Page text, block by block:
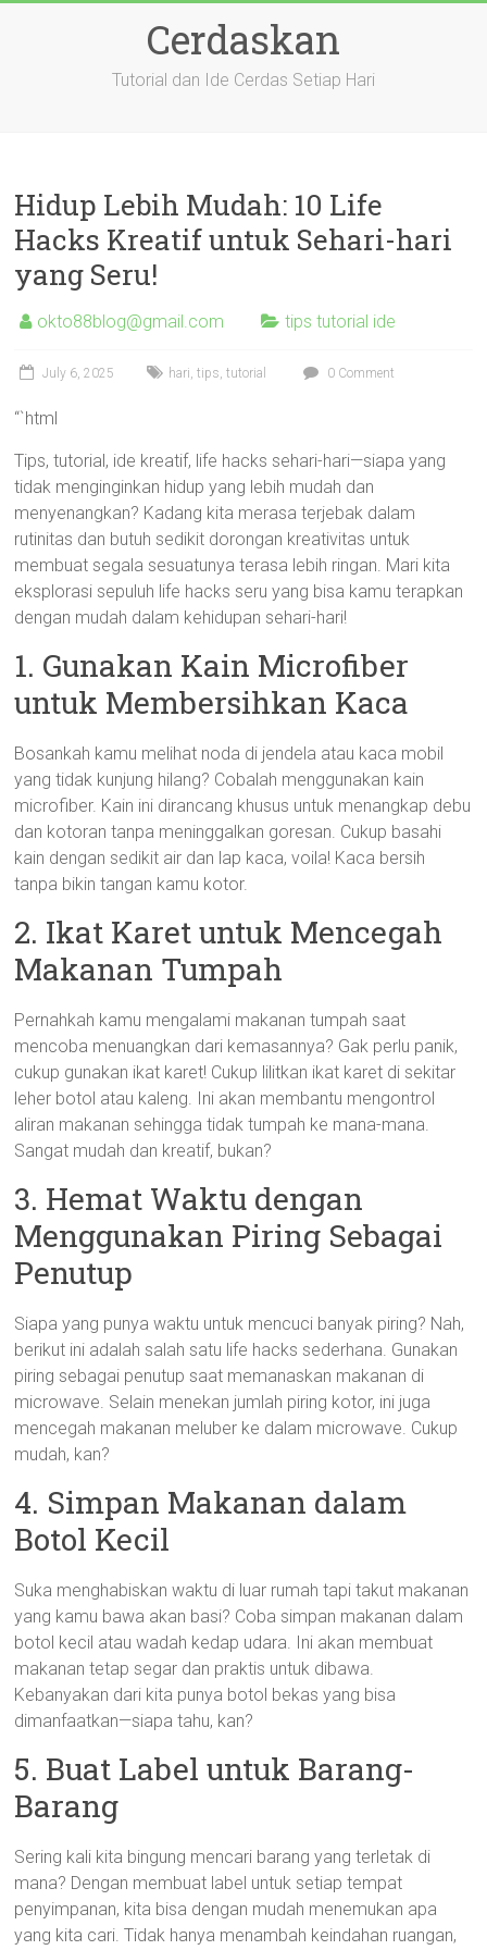
Cerdaskan
Tutorial dan Ide Cerdas Setiap Hari
Hidup Lebih Mudah: 10 Life
Hacks Kreatif untuk Sehari-hari
yang Seru!
okto88blog@gmail.com tips tutorial ide
July 6, 2025 hari,tips,tutorial 0 Comment
“`html
Tips, tutorial, ide kreatif, life hacks sehari-hari—siapa yang
tidak menginginkan hidup yang lebih mudah dan
menyenangkan? Kadang kita merasa terjebak dalam
rutinitas dan butuh sedikit dorongan kreativitas untuk
membuat segala sesuatunya terasa lebih ringan. Mari kita
eksplorasi sepuluh life hacks seru yang bisa kamu terapkan
dengan mudah dalam kehidupan sehari-hari!
1. Gunakan Kain Microfiber
untuk Membersihkan Kaca
Bosankah kamu melihat noda di jendela atau kaca mobil
yang tidak kunjung hilang? Cobalah menggunakan kain
microfiber. Kain ini dirancang khusus untuk menangkap debu
dan kotoran tanpa meninggalkan goresan. Cukup basahi
kain dengan sedikit air dan lap kaca, voila! Kaca bersih
tanpa bikin tangan kamu kotor.
2. Ikat Karet untuk Mencegah
Makanan Tumpah
Pernahkah kamu mengalami makanan tumpah saat
mencoba menuangkan dari kemasannya? Gak perlu panik,
cukup gunakan ikat karet! Cukup lilitkan ikat karet di sekitar
leher botol atau kaleng. Ini akan membantu mengontrol
aliran makanan sehingga tidak tumpah ke mana-mana.
Sangat mudah dan kreatif, bukan?
3. Hemat Waktu dengan
Menggunakan Piring Sebagai
Penutup
Siapa yang punya waktu untuk mencuci banyak piring? Nah,
berikut ini adalah salah satu life hacks sederhana. Gunakan
piring sebagai penutup saat memanaskan makanan di
microwave. Selain menekan jumlah piring kotor, ini juga
mencegah makanan meluber ke dalam microwave. Cukup
mudah, kan?
4. Simpan Makanan dalam
Botol Kecil
Suka menghabiskan waktu di luar rumah tapi takut makanan
yang kamu bawa akan basi? Coba simpan makanan dalam
botol kecil atau wadah kedap udara. Ini akan membuat
makanan tetap segar dan praktis untuk dibawa.
Kebanyakan dari kita punya botol bekas yang bisa
dimanfaatkan—siapa tahu, kan?
5. Buat Label untuk Barang-
Barang
Sering kali kita bingung mencari barang yang terletak di
mana? Dengan membuat label untuk setiap tempat
penyimpanan, kita bisa dengan mudah menemukan apa
yang kita cari. Tidak hanya menambah keindahan ruangan,